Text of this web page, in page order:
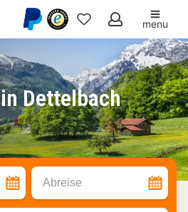
Meine
Favoriten
menu
Dettelbach
Abreise